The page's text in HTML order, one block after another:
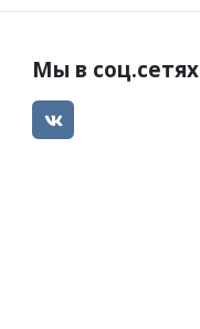
Мы в соц.сетях